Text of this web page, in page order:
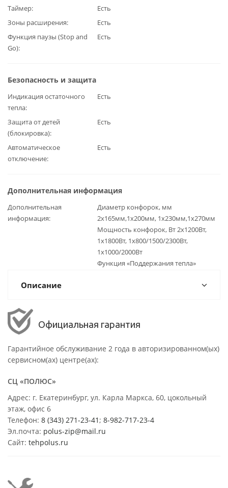
Таймер
Есть
Зоны расширения
Есть
Функция паузы (Stop and
Go)
Есть
Безопасность и защита
Индикация остаточного
тепла
Есть
Защита от детей
(блокировка)
Есть
Автоматическое
отключение
Есть
Дополнительная информация
Дополнительная
информация
Диаметр конфорок, мм
2х165мм,1х200мм, 1х230мм,1х270мм
Мощность конфорок, Вт 2х1200Вт,
1х1800Вт, 1х800/1500/2300Вт,
1х1000/2000Вт
Функция «Поддержания тепла»
Описание
Официальная гарантия
Гарантийное обслуживание 2 года в авторизированном(ых)
сервисном(ах) центре(ах):
СЦ «ПОЛЮС»
Адрес: г. Екатеринбург, ул. Карла Маркса, 60, цокольный
этаж, офис 6
Телефон: 8 (343) 271-23-41 ; 8-982-717-23-4
Эл.почта: polus-zip@mail.ru
Сайт: tehpolus.ru